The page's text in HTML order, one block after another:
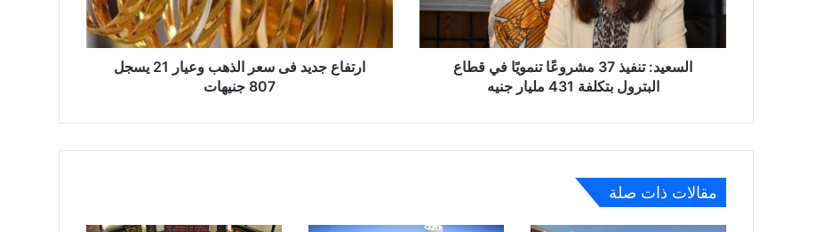
بتكلفة
السعيد: تنفيذ 37 مشروعًا تنمويًا في قطاع
البترول بتكلفة 431 مليار جنيه
21
يسجل
807
جنيهات
ارتفاع جديد فى سعر الذهب وعيار 21 يسجل
807 جنيهات
مقالات ذات صلة